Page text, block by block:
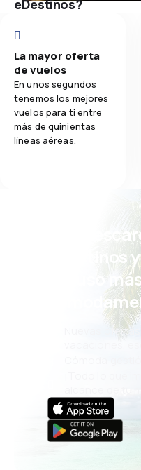
eDestinos?
La mayor oferta
de vuelos
En unos segundos
tenemos los mejores
vuelos para ti entre
más de quinientas
líneas aéreas.
¡Eh!
eDestinos
incluso
Nuevas
vacaciones,
Cómoda
¡Todo lo que